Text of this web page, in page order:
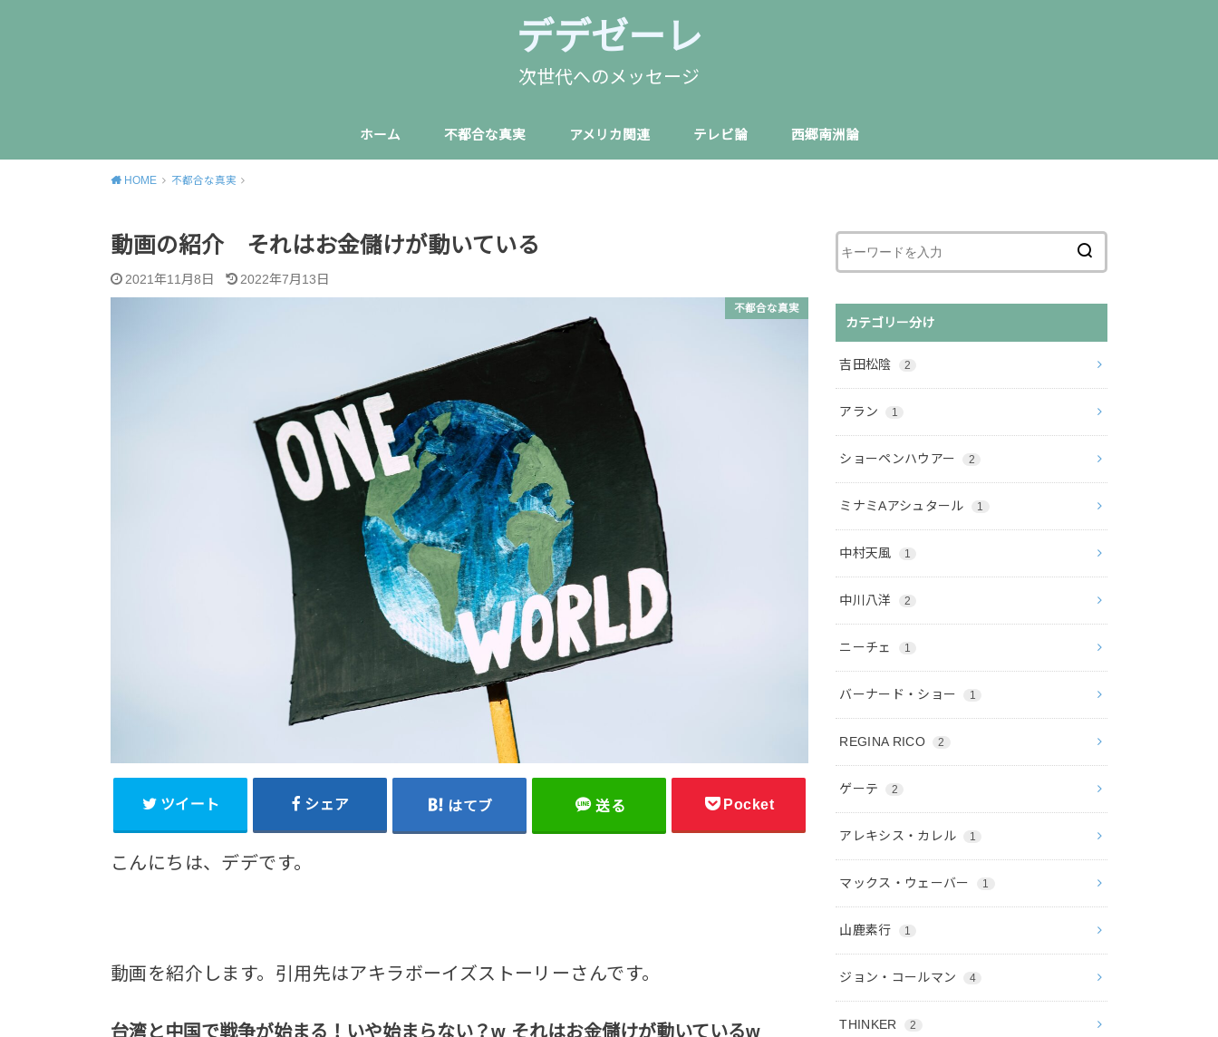
デデゼーレ
次世代へのメッセージ
ホーム 不都合な真実 アメリカ関連 テレビ論 西郷南洲論
HOME 不都合な真実
動画の紹介 それはお金儲けが動いている
2021年11月8日 2022年7月13日
不都合な真実
ツイート シェア はてブ 送る Pocket
こんにちは、デデです。
動画を紹介します。引用先はアキラボーイズストーリーさんです。
台湾と中国で戦争が始まる！いや始まらない？w それはお金儲けが動いているw
カテゴリー分け
吉田松陰 2
アラン 1
ショーペンハウアー 2
ミナミAアシュタール 1
中村天風 1
中川八洋 2
ニーチェ 1
バーナード・ショー 1
REGINA RICO 2
ゲーテ 2
アレキシス・カレル 1
マックス・ウェーバー 1
山鹿素行 1
ジョン・コールマン 4
THINKER 2